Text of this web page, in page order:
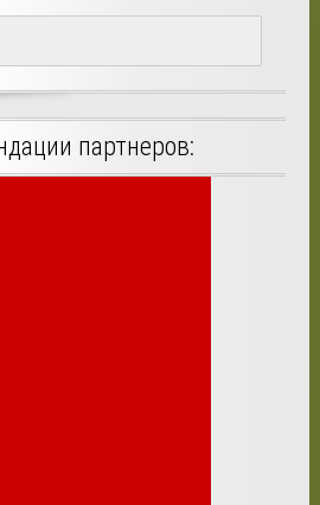
партнеров: